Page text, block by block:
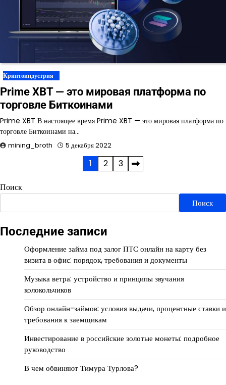
Криптоиндустрия
Prime XBT — это мировая платформа по
торговле Биткоинами
Prime XBT В настоящее время Prime XBT — это мировая платформа по
торговле Биткоинами на…
mining_broth 5 декабря 2022
записей
1 2 3
Поиск
Поиск
Последние записи
Оформление займа под залог ПТС онлайн на карту без
визита в офис: порядок, требования и документы
Музыка ветра: устройство и принципы звучания
колокольчиков
Обзор онлайн-займов: условия выдачи, процентные ставки и
требования к заемщикам
Инвестирование в российские золотые монеты: подробное
руководство
В чем обвиняют Тимура Турлова?